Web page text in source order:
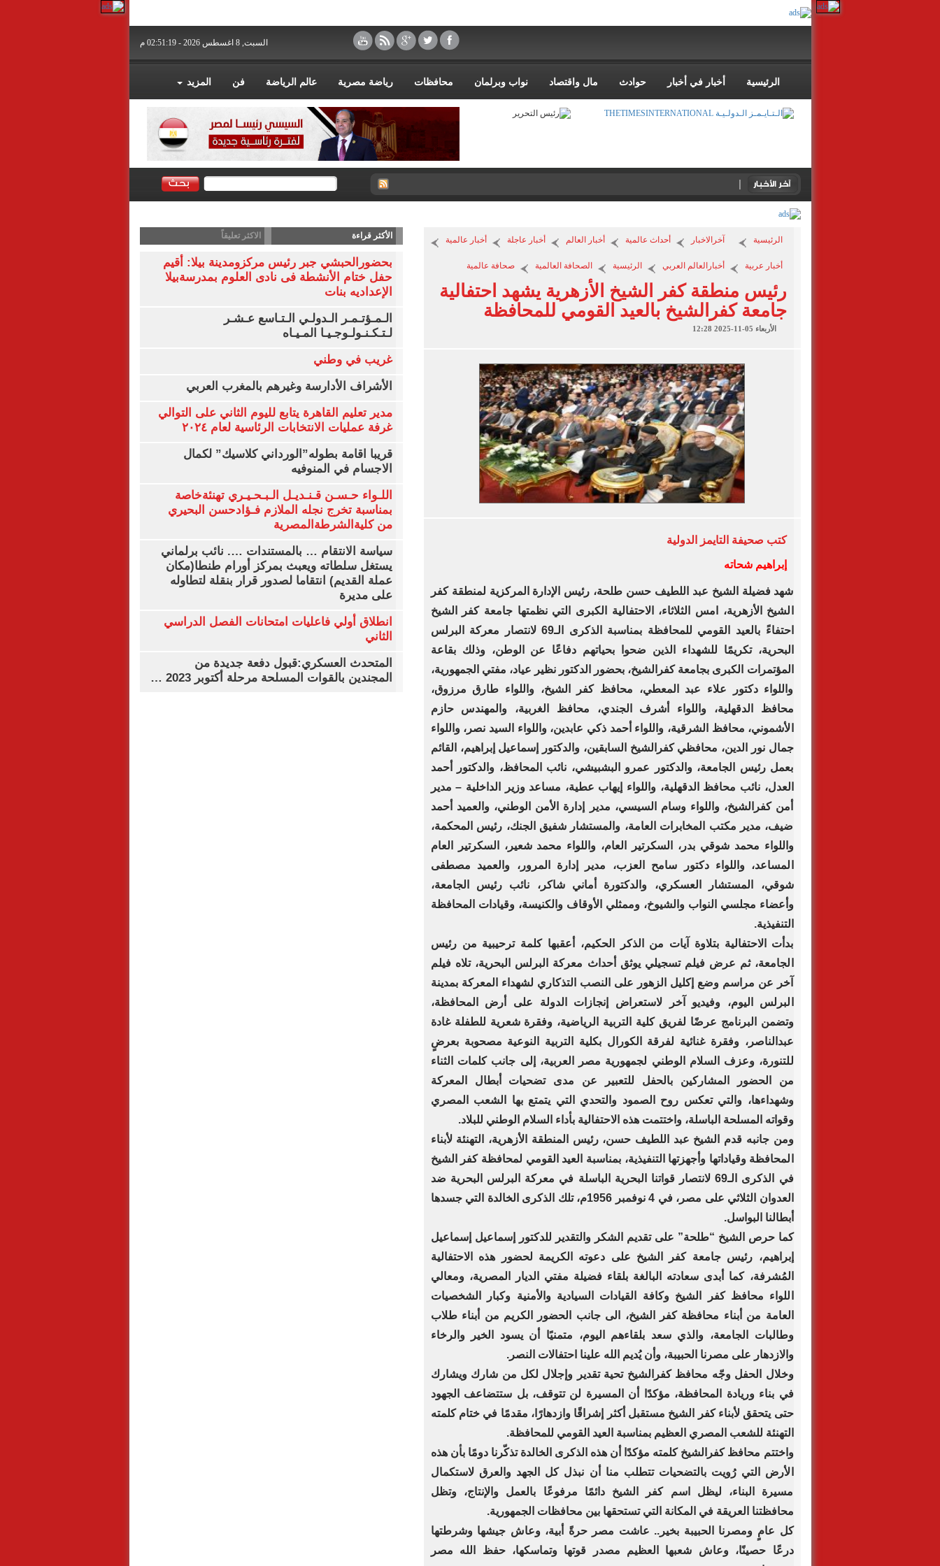
السبت, 8 اغسطس 2026 - 02:51:19 م
الرئيسية أخبار في أخبار حوادث مال واقتصاد نواب وبرلمان محافظات رياضة مصرية عالم الرياضة فن المزيد
الدكتورة هنادي سلطان: مصر |
الرئيسية آخرالاخبار أحداث عالمية أخبار العالم أخبار عاجلة أخبار عالمية
أخبار عربية أخبارالعالم العربي الرئيسية الصحافة العالمية صحافة عالمية
‏‎رئيس منطقة كفر الشيخ الأزهرية يشهد احتفالية
جامعة كفرالشيخ بالعيد القومي للمحافظة
الأربعاء 05-11-2025 12:28
كتب صحيفة التايمز الدولية
إبراهيم شحاته
‏شهد فضيلة الشيخ عبد اللطيف حسن طلحة، رئيس الإدارة المركزية لمنطقة كفر
الشيخ الأزهرية، امس الثلاثاء، الاحتفالية الكبرى التي نظمتها جامعة كفر الشيخ
احتفاءً بالعيد القومي للمحافظة بمناسبة الذكرى الـ69 لانتصار معركة البرلس
البحرية، تكريمًا للشهداء الذين ضحوا بحياتهم دفاعًا عن الوطن، وذلك بقاعة
المؤتمرات الكبرى بجامعة كفرالشيخ، بحضور الدكتور نظير عياد، مفتي الجمهورية،
واللواء دكتور علاء عبد المعطي، محافظ كفر الشيخ، واللواء طارق مرزوق،
محافظ الدقهلية، واللواء أشرف الجندي، محافظ الغربية، والمهندس حازم
الأشموني، محافظ الشرقية، واللواء أحمد ذكي عابدين، واللواء السيد نصر، واللواء
جمال نور الدين، محافظي كفرالشيخ السابقين، والدكتور إسماعيل إبراهيم، القائم
بعمل رئيس الجامعة، والدكتور عمرو البشبيشي، نائب المحافظ، والدكتور أحمد
العدل، نائب محافظ الدقهلية، واللواء إيهاب عطية، مساعد وزير الداخلية – مدير
أمن كفرالشيخ، واللواء وسام السيسي، مدير إدارة الأمن الوطني، والعميد أحمد
ضيف، مدير مكتب المخابرات العامة، والمستشار شفيق الجنك، رئيس المحكمة،
واللواء محمد شوقي بدر، السكرتير العام، واللواء محمد شعير، السكرتير العام
المساعد، واللواء دكتور سامح العزب، مدير إدارة المرور، والعميد مصطفى
شوقي، المستشار العسكري، والدكتورة أماني شاكر، نائب رئيس الجامعة،
وأعضاء مجلسي النواب والشيوخ، وممثلي الأوقاف والكنيسة، وقيادات المحافظة
التنفيذية.
‏بدأت الاحتفالية بتلاوة آيات من الذكر الحكيم، أعقبها كلمة ترحيبية من رئيس
الجامعة، ثم عرض فيلم تسجيلي يوثق أحداث معركة البرلس البحرية، تلاه فيلم
آخر عن مراسم وضع إكليل الزهور على النصب التذكاري لشهداء المعركة بمدينة
البرلس اليوم، وفيديو آخر لاستعراض إنجازات الدولة على أرض المحافظة،
وتضمن البرنامج عرضًا لفريق كلية التربية الرياضية، وفقرة شعرية للطفلة غادة
عبدالناصر، وفقرة غنائية لفرقة الكورال بكلية التربية النوعية مصحوبة بعرضٍ
للتنورة، وعزف السلام الوطني لجمهورية مصر العربية، إلى جانب كلمات الثناء
من الحضور المشاركين بالحفل للتعبير عن مدى تضحيات أبطال المعركة
وشهداءها، والتي تعكس روح الصمود والتحدي التي يتمتع بها الشعب المصري
وقواته المسلحة الباسلة، واختتمت هذه الاحتفالية بأداء السلام الوطني للبلاد.
ومن جانبه قدم الشيخ عبد اللطيف حسن، رئيس المنطقة الأزهرية، التهنئة لأبناء
المحافظة وقياداتها وأجهزتها التنفيذية، بمناسبة العيد القومي لمحافظة كفر الشيخ
في الذكرى الـ69 لانتصار قواتنا البحرية الباسلة في معركة البرلس البحرية ضد
العدوان الثلاثي على مصر، في 4 نوفمبر 1956م، تلك الذكرى الخالدة التي جسدها
أبطالنا البواسل.
كما حرص الشيخ “طلحة” على تقديم الشكر والتقدير للدكتور إسماعيل إسماعيل
إبراهيم، رئيس جامعة كفر الشيخ على دعوته الكريمة لحضور هذه الاحتفالية
المُشرفة، كما أبدى سعادته البالغة بلقاء فضيلة مفتي الديار المصرية، ومعالي
اللواء محافظ كفر الشيخ وكافة القيادات السيادية والأمنية وكبار الشخصيات
العامة من أبناء محافظة كفر الشيخ، الى جانب الحضور الكريم من أبناء طلاب
وطالبات الجامعة، والذي سعد بلقاءهم اليوم، متمنيًا أن يسود الخير والرخاء
والازدهار على مصرنا الحبيبة، وأن يُديم الله علينا احتفالات النصر.
وخلال الحفل وجّه محافظ كفرالشيخ تحية تقدير وإجلال لكل من شارك ويشارك
في بناء وريادة المحافظة، مؤكدًا أن المسيرة لن تتوقف، بل ستتضاعف الجهود
حتى يتحقق لأبناء كفر الشيخ مستقبل أكثر إشراقًا وازدهارًا، مقدمًا في ختام كلمته
التهنئة للشعب المصري العظيم بمناسبة العيد القومي للمحافظة.
واختتم محافظ كفرالشيخ كلمته مؤكدًا أن هذه الذكرى الخالدة تذكّرنا دومًا بأن هذه
الأرض التي رُويت بالتضحيات تتطلب منا أن نبذل كل الجهد والعرق لاستكمال
مسيرة البناء، ليظل اسم كفر الشيخ دائمًا مرفوعًا بالعمل والإنتاج، وتظل
محافظتنا العريقة في المكانة التي تستحقها بين محافظات الجمهورية.
كل عامٍ ومصرنا الحبيبة بخير.. عاشت مصر حرةً أبية، وعاش جيشها وشرطتها
درعًا حصينًا، وعاش شعبها العظيم مصدر قوتها وتماسكها، حفظ الله مصر
الأكثر قراءة الاكثر تعليقاً
بحضورالحبشي جبر رئيس مركزومدينة بيلا: أقيم
حفل ختام الأنشطة فى نادى العلوم بمدرسةبيلا
الإعداديه بنات
الـمـؤتـمـر الـدولـي الـتـاسع عـشـر
لـتـكـنـولـوجـيـا المـيـاه
غريب في وطني
الأشراف الأدارسة وغيرهم بالمغرب العربي
مدير تعليم القاهرة يتابع لليوم الثاني على التوالي
غرفة عمليات الانتخابات الرئاسية لعام ٢٠٢٤
قريبا اقامة بطوله”الورداني كلاسيك” لكمال
الاجسام في المنوفيه
اللـواء حـسـن قـنـديـل الـبـحـيـري تهنئةخاصة
بمناسبة تخرج نجله الملازم فـؤادحسن البحيري
من كليةالشرطةالمصرية
سياسة الانتقام … بالمستندات …. نائب برلماني
يستغل سلطاته ويعبث بمركز أورام طنطا(مكان
عملة القديم) انتقاما لصدور قرار بنقلة لتطاوله
على مديرة
انطلاق أولي فاعليات امتحانات الفصل الدراسي
الثاني
المتحدث العسكري:قبول دفعة جديدة من
المجندين بالقوات المسلحة مرحلة أكتوبر 2023 …